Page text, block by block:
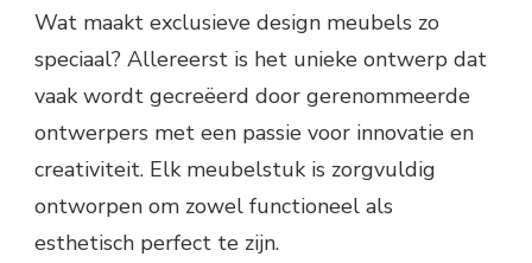
Wat maakt exclusieve design meubels zo
speciaal? Allereerst is het unieke ontwerp dat
vaak wordt gecreëerd door gerenommeerde
ontwerpers met een passie voor innovatie en
creativiteit. Elk meubelstuk is zorgvuldig
ontworpen om zowel functioneel als
esthetisch perfect te zijn.